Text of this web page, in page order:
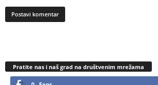
Pratite nas i naš grad na društvenim mrežama